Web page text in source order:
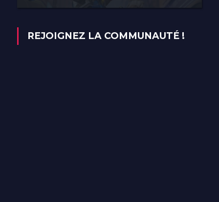
REJOIGNEZ LA COMMUNAUTÉ !